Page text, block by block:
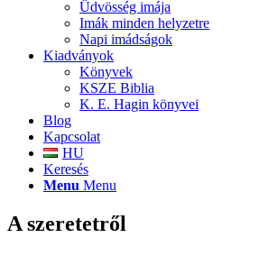
Üdvösség imája
Imák minden helyzetre
Napi imádságok
Kiadványok
Könyvek
KSZE Biblia
K. E. Hagin könyvei
Blog
Kapcsolat
HU
Keresés
Menu Menu
A szeretetről